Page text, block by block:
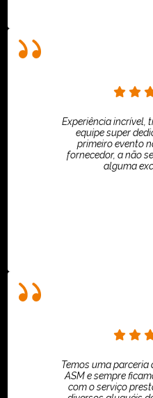
Experiência incrível,
equipe super
primeiro evento
fornecedor, a não
alguma
Temos uma
ASM e sempre
com o serviço